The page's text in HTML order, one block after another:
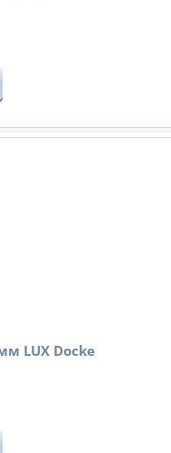
LUX Docke